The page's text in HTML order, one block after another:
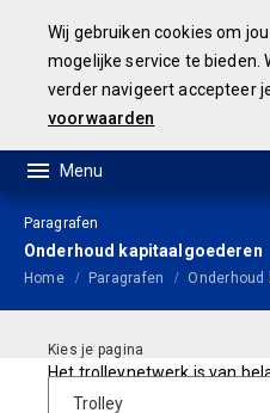
Wij gebruiken cookies om
mogelijke service te bieden.
verder navigeert accepteer
voorwaarden
Paragrafen
Onderhoud kapitaalgoederen
Home Paragrafen Onderhoud
Het trolleynetwerk is van
het openbaar vervoer in